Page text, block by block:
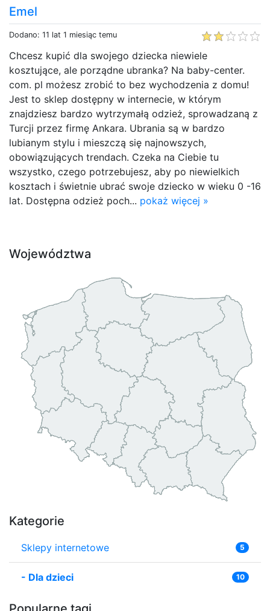
Emel
Dodano: 11 lat 1 miesiąc temu
Chcesz kupić dla swojego dziecka niewiele
kosztujące, ale porządne ubranka? Na baby-center.
com. pl możesz zrobić to bez wychodzenia z domu!
Jest to sklep dostępny w internecie, w którym
znajdziesz bardzo wytrzymałą odzież, sprowadzaną z
Turcji przez firmę Ankara. Ubrania są w bardzo
lubianym stylu i mieszczą się najnowszych,
obowiązujących trendach. Czeka na Ciebie tu
wszystko, czego potrzebujesz, aby po niewielkich
kosztach i świetnie ubrać swoje dziecko w wieku 0 -16
lat. Dostępna odzież poch... pokaż więcej »
Województwa
Kategorie
Sklepy internetowe 5
- Dla dzieci 10